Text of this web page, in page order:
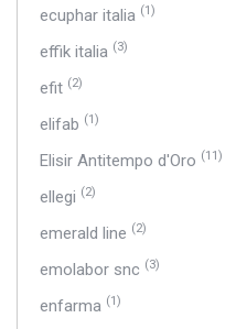
ecuphar italia (1)
effik italia (3)
efit (2)
elifab (1)
Elisir Antitempo d'Oro (11)
ellegi (2)
emerald line (2)
emolabor snc (3)
enfarma (1)